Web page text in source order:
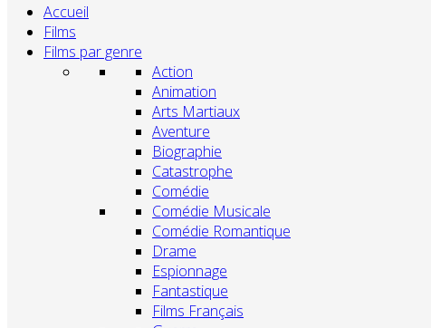
Accueil
Films
Films par genre
Action
Animation
Arts Martiaux
Aventure
Biographie
Catastrophe
Comédie
Comédie Musicale
Comédie Romantique
Drame
Espionnage
Fantastique
Films Français